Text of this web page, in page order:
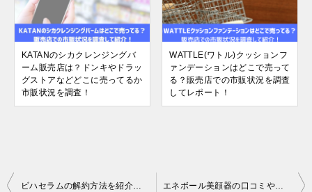
KATANのシカクレンジングバ
ーム販売店は？ドンキやドラッ
グストアなどどこに売ってるか
市販状況を調査！
WATTLE(ワトル)クッションフ
ァンデーションはどこで売って
る？販売店での市販状況を調査
してレポート！
投
ビハセラムの解約方法を紹介！定期コース解約時の電話番号や確認したい注意点などをご案内！ エネボール美顔器の口コミや評判は？良い～悪い評価の声やメリットデメリットなどご紹介！